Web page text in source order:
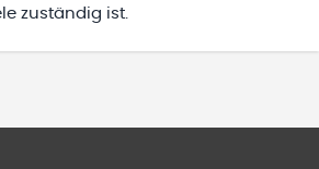
zuständig ist.